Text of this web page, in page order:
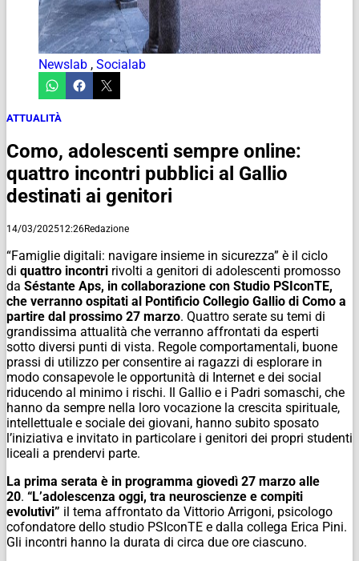
Newslab , Socialab
ATTUALITÀ
Como, adolescenti sempre online:
quattro incontri pubblici al Gallio
destinati ai genitori
14/03/202512:26Redazione
“Famiglie digitali: navigare insieme in sicurezza” è il ciclo
di quattro incontri rivolti a genitori di adolescenti promosso
da Séstante Aps, in collaborazione con Studio PSIconTE,
che verranno ospitati al Pontificio Collegio Gallio di Como a
partire dal prossimo 27 marzo. Quattro serate su temi di
grandissima attualità che verranno affrontati da esperti
sotto diversi punti di vista. Regole comportamentali, buone
prassi di utilizzo per consentire ai ragazzi di esplorare in
modo consapevole le opportunità di Internet e dei social
riducendo al minimo i rischi. Il Gallio e i Padri somaschi, che
hanno da sempre nella loro vocazione la crescita spirituale,
intellettuale e sociale dei giovani, hanno subito sposato
l’iniziativa e invitato in particolare i genitori dei propri studenti
liceali a prendervi parte.
La prima serata è in programma giovedì 27 marzo alle
20. “L’adolescenza oggi, tra neuroscienze e compiti
evolutivi” il tema affrontato da Vittorio Arrigoni, psicologo
cofondatore dello studio PSIconTE e dalla collega Erica Pini.
Gli incontri hanno la durata di circa due ore ciascuno.